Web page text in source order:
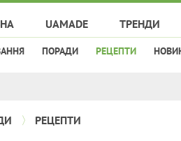
UAMADE ТРЕНДИ
ПОРАДИ РЕЦЕПТИ
РЕЦЕПТИ